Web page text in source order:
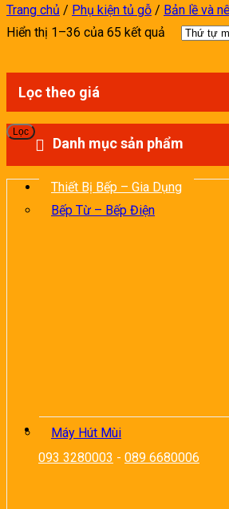
093 3280003 - 089 6680006
Trang chủ / Phụ kiện tủ gỗ / Bản lề và
Hiển thị 1–36 của 65 kết quả
Lọc theo giá
Lọc
Danh mục sản phẩm
Thiết Bị Bếp – Gia Dụng
Bếp Từ – Bếp Điện
Máy Hút Mùi